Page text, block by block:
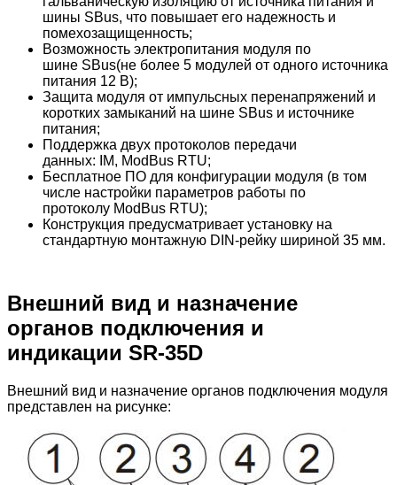
шины SBus, что повышает его надежность и
помехозащищенность;
Возможность электропитания модуля по
шине SBus(не более 5 модулей от одного источника
питания 12 В);
Защита модуля от импульсных перенапряжений и
коротких замыканий на шине SBus и источнике
питания;
Поддержка двух протоколов передачи
данных: IM, ModBus RTU;
Бесплатное ПО для конфигурации модуля (в том
числе настройки параметров работы по
протоколу ModBus RTU);
Конструкция предусматривает установку на
стандартную монтажную DIN-рейку шириной 35 мм.
Внешний вид и назначение
органов подключения и
индикации SR-35D
Внешний вид и назначение органов подключения модуля
представлен на рисунке: